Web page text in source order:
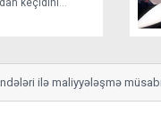
keçidini
ilə maliyyələşmə